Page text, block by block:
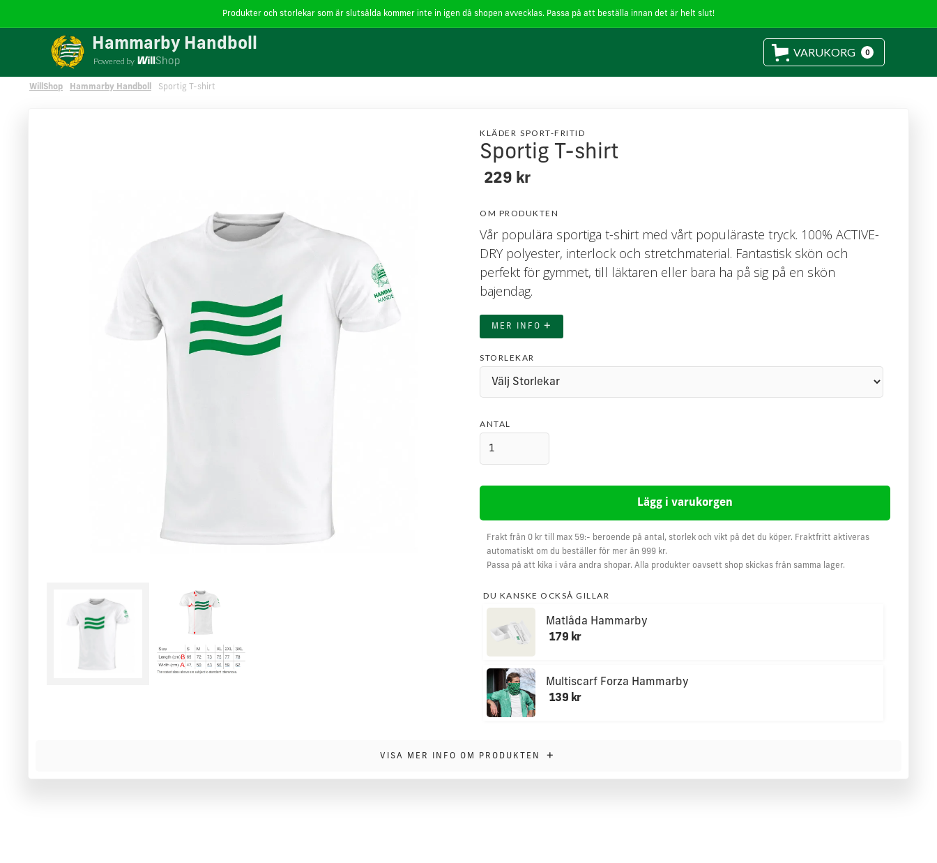
Produkter och storlekar som är slutsålda kommer inte in igen då shopen avvecklas. Passa på att beställa innan det är helt slut!
Hammarby Handboll
Powered by
VARUKORG 0
WillShop Hammarby Handboll Sportig T-shirt
KLÄDER SPORT-FRITID
Sportig T-shirt
229 kr
OM PRODUKTEN
Vår populära sportiga t-shirt med vårt populäraste tryck. 100% ACTIVE-
DRY polyester, interlock och stretchmaterial. Fantastisk skön och
perfekt för gymmet, till läktaren eller bara ha på sig på en skön
bajendag.
MER INFO +
STORLEKAR
ANTAL
Frakt från 0 kr till max 59:- beroende på antal, storlek och vikt på det du köper. Fraktfritt aktiveras
automatiskt om du beställer för mer än 999 kr.
Passa på att kika i våra andra shopar. Alla produkter oavsett shop skickas från samma lager.
DU KANSKE OCKSÅ GILLAR
Matlåda Hammarby
179 kr
Multiscarf Forza Hammarby
139 kr
VISA MER INFO OM PRODUKTEN +